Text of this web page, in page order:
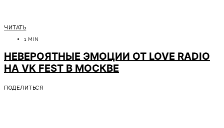
ЧИТАТЬ
1 MIN
НЕВЕРОЯТНЫЕ ЭМОЦИИ ОТ LOVE RADIO
НА VK FEST В МОСКВЕ
ПОДЕЛИТЬСЯ